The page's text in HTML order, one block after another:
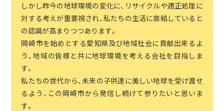
しかし昨今の地球環境の変化に、リサイクルや適正処理に
対する考えが重要視され、私たちの生活に直結していると
の認識が高まりつつあります。
岡崎市を始めとする愛知県及び地域社会に貢献出来るよ
う、地域の皆様と共に地球環境を考える会社を目指しま
す。
私たちの世代から、未来の子供達に美しい地球を受け渡せ
るよう、この岡崎市から発信し続けて参りたいと思いま
す。